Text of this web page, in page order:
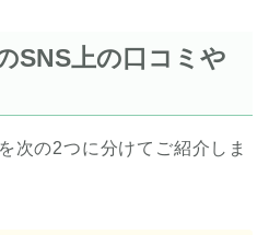
SNS上の口コミや
次の2つに分けてご紹介しま